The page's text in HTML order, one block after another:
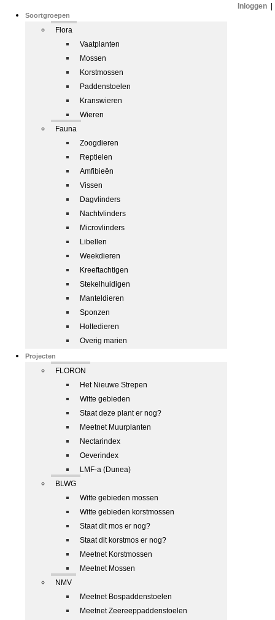
Soortgroepen
Flora
Vaatplanten
Mossen
Korstmossen
Paddenstoelen
Kranswieren
Wieren
Fauna
Zoogdieren
Reptielen
Amfibieën
Vissen
Dagvlinders
Nachtvlinders
Microvlinders
Libellen
Weekdieren
Kreeftachtigen
Stekelhuidigen
Manteldieren
Sponzen
Holtedieren
Overig marien
Projecten
FLORON
Het Nieuwe Strepen
Witte gebieden
Staat deze plant er nog?
Meetnet Muurplanten
Nectarindex
Oeverindex
LMF-a (Dunea)
BLWG
Witte gebieden mossen
Witte gebieden korstmossen
Staat dit mos er nog?
Staat dit korstmos er nog?
Meetnet Korstmossen
Meetnet Mossen
NMV
Meetnet Bospaddenstoelen
Meetnet Zeereeppaddenstoelen
Inloggen